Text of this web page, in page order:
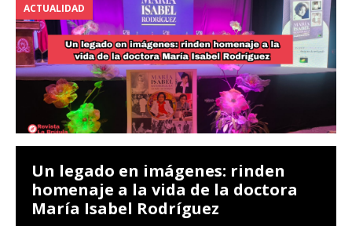
ACTUALIDAD
Un legado en imágenes: rinden
homenaje a la vida de la doctora
María Isabel Rodríguez